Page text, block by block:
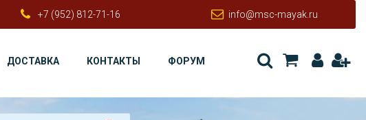
+7 (952) 812-71-16 info@msc-mayak.ru
ДОСТАВКА КОНТАКТЫ ФОРУМ